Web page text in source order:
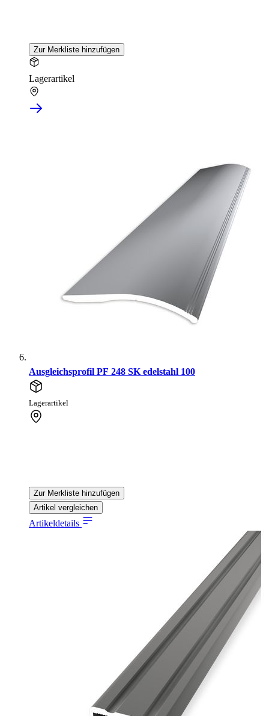
Zur Merkliste hinzufügen
Lagerartikel
Ausgleichsprofil PF 248 SK edelstahl 100
Lagerartikel
Zur Merkliste hinzufügen
Artikel vergleichen
Artikeldetails